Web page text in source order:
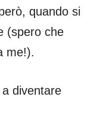
quando si
(spero che
me!).
diventare